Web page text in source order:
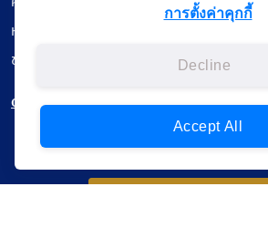
หนังสืออิเล็กทรอนิกส์
ข้อมูลผู้ใช้งาน
ดาวน์โหลดใช้งานบนแอปพลิเคชัน
การตั้งค่าคุกกี้
Decline
Accept All